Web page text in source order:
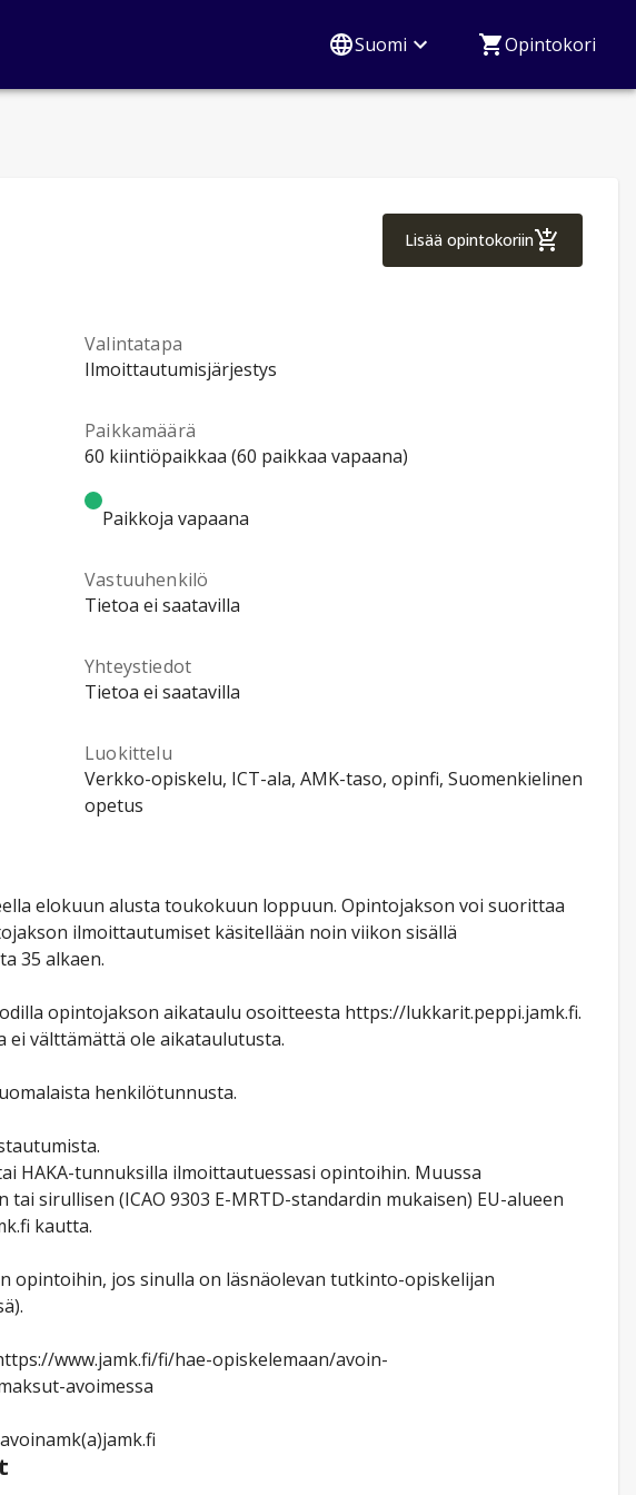
Suomi Opintokori
Lisää opintokoriinDigitaalitekniikka
Valintatapa
Ilmoittautumisjärjestys
Paikkamäärä
60 kiintiöpaikkaa (60 paikkaa vapaana)
Paikkoja vapaana
Vastuuhenkilö
Tietoa ei saatavilla
Yhteystiedot
Tietoa ei saatavilla
Luokittelu
Verkko-opiskelu, ICT-ala, AMK-taso, opinfi, Suomenkielinen
opetus
elokuun alusta toukokuun loppuun. Opintojakson voi suorittaa
ilmoittautumiset käsitellään noin viikon sisällä
35 alkaen.
opintojakson aikataulu osoitteesta https://lukkarit.peppi.jamk.fi.
ei välttämättä ole aikataulutusta.
henkilötunnusta.
HAKA-tunnuksilla ilmoittautuessasi opintoihin. Muussa
sirullisen (ICAO 9303 E-MRTD-standardin mukaisen) EU-alueen
kautta.
opintoihin, jos sinulla on läsnäolevan tutkinto-opiskelijan
www.jamk.fi/fi/hae-opiskelemaan/avoin-
avoimessa